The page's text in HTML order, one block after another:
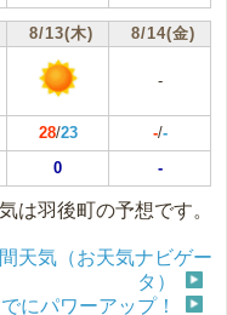
8/13(木) 8/14(金)
-
28/23 -/-
0 -
は羽後町の予想です。
天気（お天気ナビゲー
タ）
にパワーアップ！